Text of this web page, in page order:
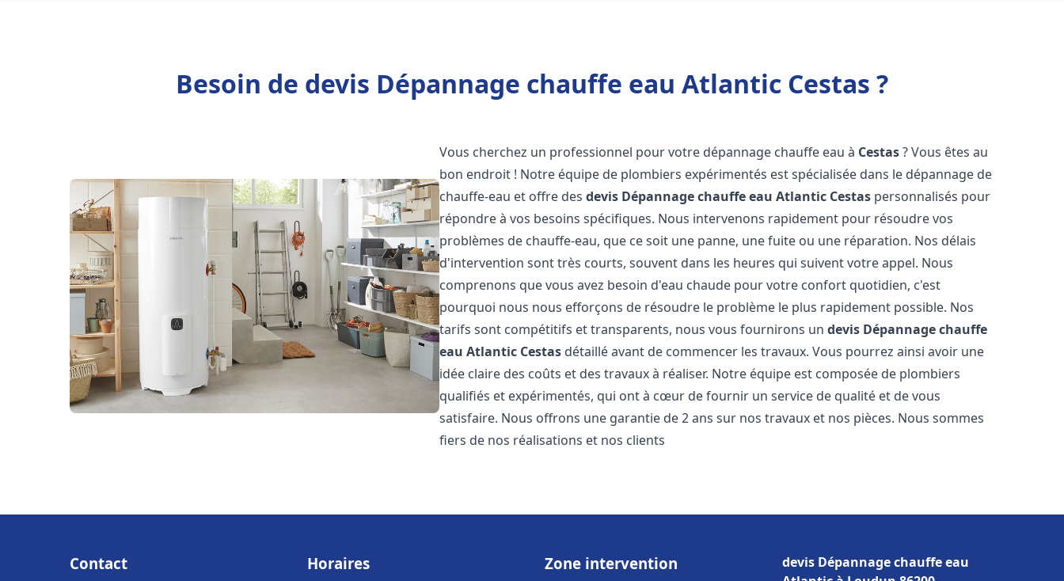
Besoin de devis Dépannage chauffe eau Atlantic Cestas ?
Vous cherchez un professionnel pour votre dépannage chauffe eau à Cestas? Vous êtes au
bon endroit ! Notre équipe de plombiers expérimentés est spécialisée dans le dépannage de
chauffe-eau et offre desdevis Dépannage chauffe eau Atlantic Cestas personnalisés pour
répondre à vos besoins spécifiques. Nous intervenons rapidement pour résoudre vos
problèmes de chauffe-eau, que ce soit une panne, une fuite ou une réparation. Nos délais
d'intervention sont très courts, souvent dans les heures qui suivent votre appel. Nous
comprenons que vous avez besoin d'eau chaude pour votre confort quotidien, c'est
pourquoi nous nous efforçons de résoudre le problème le plus rapidement possible. Nos
tarifs sont compétitifs et transparents, nous vous fournirons undevis Dépannage chauffe
eau Atlantic Cestas détaillé avant de commencer les travaux. Vous pourrez ainsi avoir une
idée claire des coûts et des travaux à réaliser. Notre équipe est composée de plombiers
qualifiés et expérimentés, qui ont à cœur de fournir un service de qualité et de vous
satisfaire. Nous offrons une garantie de 2 ans sur nos travaux et nos pièces. Nous sommes
fiers de nos réalisations et nos clients
Contact Horaires Zone intervention
devis Dépannage chauffe eau